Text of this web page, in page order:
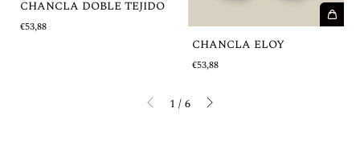
CHANCLA DOBLE TEJIDO
€53,88
CHANCLA ELOY
€53,88
1 /6